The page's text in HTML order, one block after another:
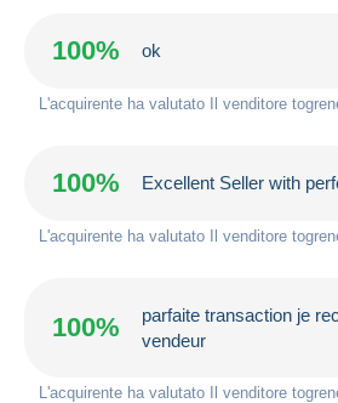
100% ok
L'acquirente ha valutato Il venditore
100% Excellent Seller with
L'acquirente ha valutato Il venditore
100%
parfaite transaction je
vendeur
L'acquirente ha valutato Il venditore